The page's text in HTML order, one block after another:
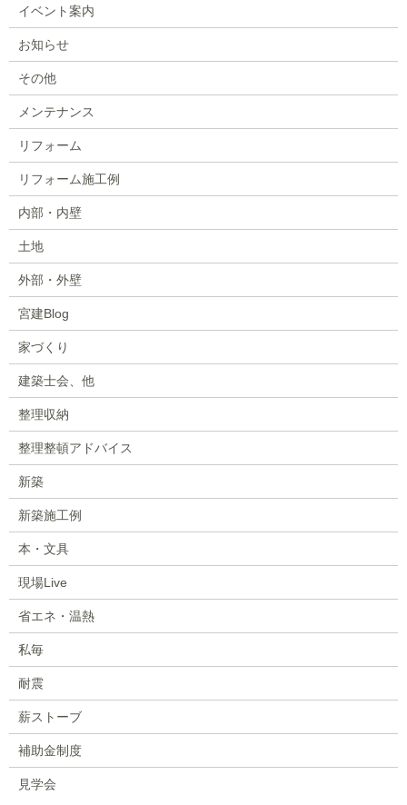
イベント案内
お知らせ
その他
メンテナンス
リフォーム
リフォーム施工例
内部・内壁
土地
外部・外壁
宮建Blog
家づくり
建築士会、他
整理収納
整理整頓アドバイス
新築
新築施工例
本・文具
現場Live
省エネ・温熱
私毎
耐震
薪ストーブ
補助金制度
見学会